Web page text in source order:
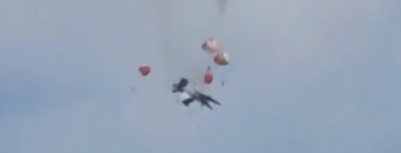
çarpışmanın hemen ardından gökyüzünü siyah
dumanlar kaplarken, kazaya karışan uçaklardaki
mürettebat fırlatma koltuklarını aktif hale
getirerek zamanında müdahalede bulundu